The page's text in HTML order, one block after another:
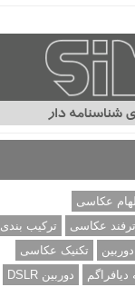
الهام عکاسی
ترفند عکاسی
ترکیب بندی
تکنیک عکاسی
دیافراگم
دوربین DSLR